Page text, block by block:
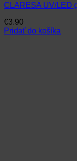
CLARESA UV/LED
€3.90
Pridať do košíka